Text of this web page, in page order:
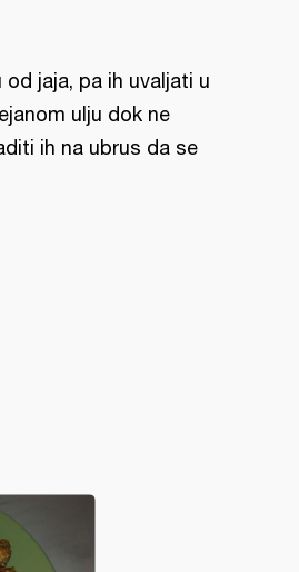
jaja, pa ih uvaljati u
ulju dok ne
ih na ubrus da se